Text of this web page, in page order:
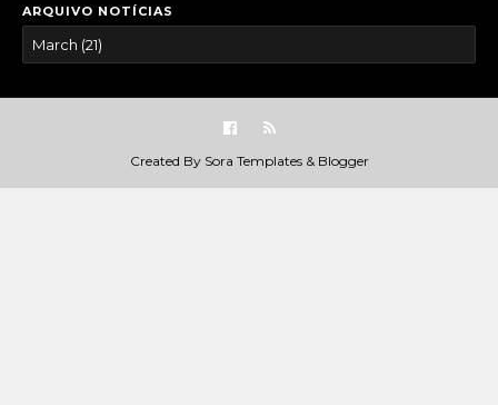
ARQUIVO NOTÍCIAS
Created By Sora Templates& Blogger